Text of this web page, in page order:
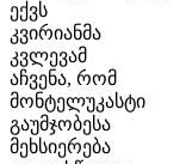
ექვს
კვირიანმა
კვლევამ
აჩვენა, რომ
მონტელუკასტი
გაუმჯობესა
მეხსიერება